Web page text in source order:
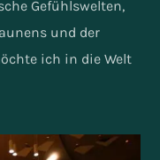
Gefühlswelten,
und der
ich in die Welt